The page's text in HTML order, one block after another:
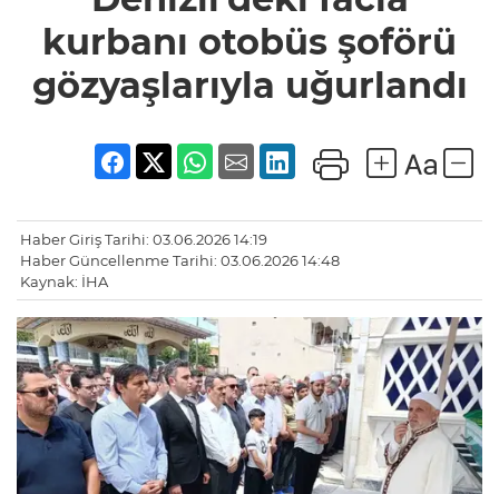
şoförü
gözyaşlarıyla
uğurlandı
kurbanı otobüs şoförü
gözyaşlarıyla uğurlandı
Haber Giriş Tarihi: 03.06.2026 14:19
Haber Güncellenme Tarihi: 03.06.2026 14:48
Kaynak: İHA